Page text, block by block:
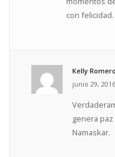
con felicidad.
Kelly Romero
junio 29, 2016
genera paz
Namaskar.